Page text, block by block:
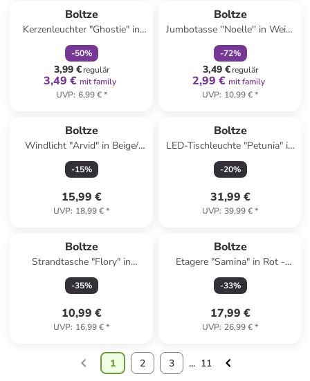
Boltze
Kerzenleuchter "Ghostie" in
Weiß - (H)7,5 cm
-50%
3,99 €regulär
3,49 € mit family
UVP: 6,99 €*
Boltze
Jumbotasse ''Noelle'' in Weiß/
Grün - 480 ml
-72%
3,49 €regulär
2,99 € mit family
UVP: 10,99 €*
Boltze
Windlicht "Arvid" in Beige/
Schwarz - (H)28 x Ø 18 cm
-15%
15,99 €
UVP: 18,99 €*
Boltze
LED-Tischleuchte "Petunia" in
Grau - (H)25 x Ø 15 cm
-20%
31,99 €
UVP: 39,99 €*
Boltze
Strandtasche "Flory" in
Orange/ Hellblau - (B)28 x
(H)25 x (T)14 cm
-35%
10,99 €
UVP: 16,99 €*
Boltze
Etagere "Samina" in Rot -
(H)34 cm
-33%
17,99 €
UVP: 26,99 €*
1 2 3 ... 11